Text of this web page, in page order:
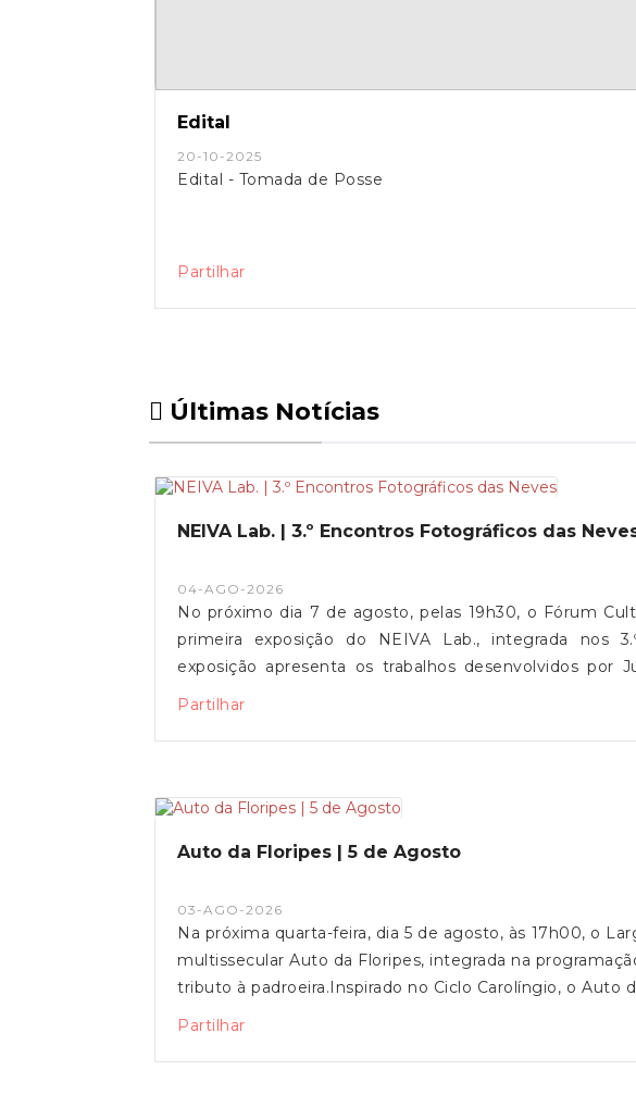
Edital
20-10-2025
Edital - Tomada de Posse
Partilhar
Últimas Notícias
NEIVA Lab. | 3.º Encontros Fotográficos das
04-AGO-2026
No próximo dia 7 de agosto, pelas 19h30, o Fórum
primeira exposição do NEIVA Lab., integrada nos
exposição apresenta os trabalhos desenvolvidos por
durante o primeiro ano da residência artística,
de Freguesia de Vila de Punhe e pela Associação
Partilhar
Auto da Floripes | 5 de Agosto
03-AGO-2026
Na próxima quarta-feira, dia 5 de agosto, às 17h00, o
multissecular Auto da Floripes, integrada na
tributo à padroeira.Inspirado no Ciclo Carolíngio, o Auto
popular que reúne ação, expressão dramática,
realização anual contínua, afirma-se como uma das
Partilhar